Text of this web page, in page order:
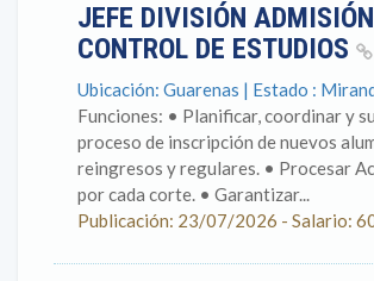
JEFE DIVISIÓN
CONTROL DE ESTUDIOS
Ubicación: Guarenas | Estado :
Funciones: • Planificar, coordinar y
proceso de inscripción de nuevos
reingresos y regulares. • Procesar
por cada corte. • Garantizar...
Publicación: 23/07/2026 - Salario: